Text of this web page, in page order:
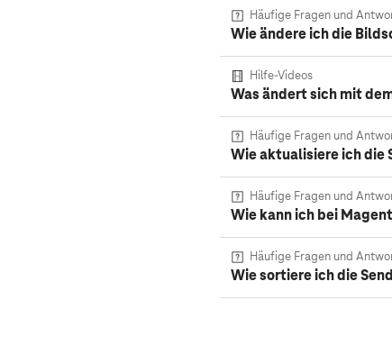
Häufige Fragen und
Wie ändere ich die
Hilfe-Videos
Was ändert sich mit
Häufige Fragen und
Wie aktualisiere ich die
Häufige Fragen und
Wie kann ich bei
Häufige Fragen und
Wie sortiere ich die